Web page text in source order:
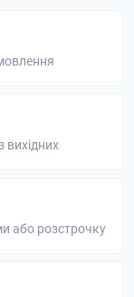
вихідних
або розстрочку